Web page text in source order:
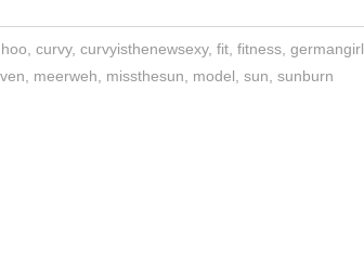
curvy, curvyisthenewsexy, fit, fitness, germangirl
meerweh missthesun model sun sunburn